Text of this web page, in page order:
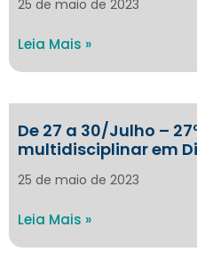
25 de maio de 2023
Leia Mais »
De 27 a 30/Julho –
multidisciplinar em
25 de maio de 2023
Leia Mais »